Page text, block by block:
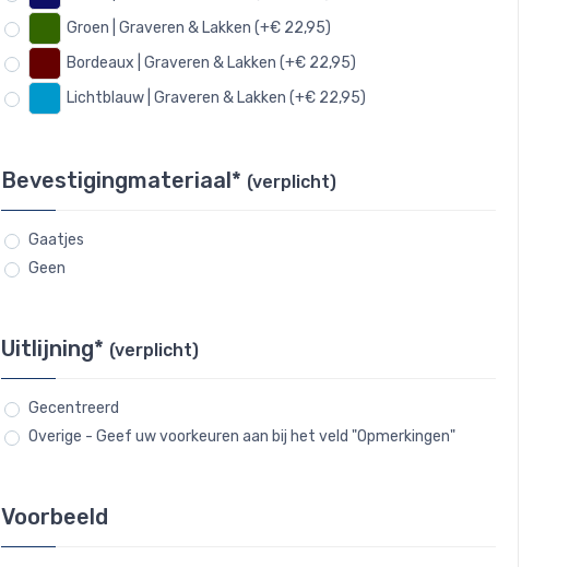
Groen | Graveren & Lakken (+€ 22,95)
Bordeaux | Graveren & Lakken (+€ 22,95)
Lichtblauw | Graveren & Lakken (+€ 22,95)
Bevestigingmateriaal* (verplicht)
Gaatjes
Geen
Uitlijning* (verplicht)
Gecentreerd
Overige - Geef uw voorkeuren aan bij het veld "Opmerkingen"
Voorbeeld